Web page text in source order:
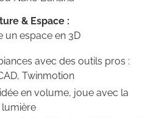
& Espace :
un espace en 3D
avec des outils pros :
Twinmotion
en volume, joue avec la